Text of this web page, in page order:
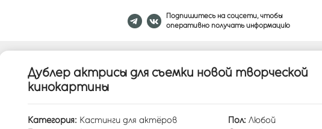
Подпишитесь на соцсети, чтобы
оперативно получать информацию
Дублер актрисы для съемки новой творческой
кинокартины
Категория: Кастинги для актёров
Пол: Любой